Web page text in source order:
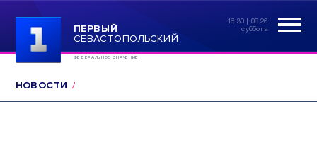
ПЕРВЫЙ
СЕВАСТОПОЛЬСКИЙ
ФЕДЕРАЛЬНОЕ ЗНАЧЕНИЕ
16:30 | 08.26
суббота
НОВОСТИ